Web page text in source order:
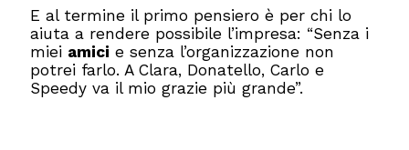
E al termine il primo pensiero è per chi lo
aiuta a rendere possibile l’impresa: “Senza i
miei amici e senza l’organizzazione non
potrei farlo. A Clara, Donatello, Carlo e
Speedy va il mio grazie più grande”.